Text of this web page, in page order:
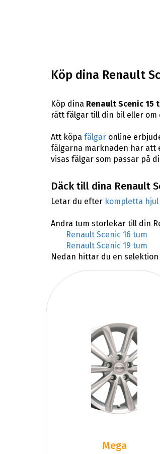
Köp dina Renault
Köp dina Renault Scenic 15
rätt fälgar till din bil eller
Att köpa fälgaronline
fälgarna marknaden har att
visas fälgar som passar på
Däck till dina Renault
Letar du efter kompletta hjul
Andra tum storlekar till din
Renault Scenic 16 tum
Renault Scenic 19 tum
Nedan hittar du en selektion
Mega